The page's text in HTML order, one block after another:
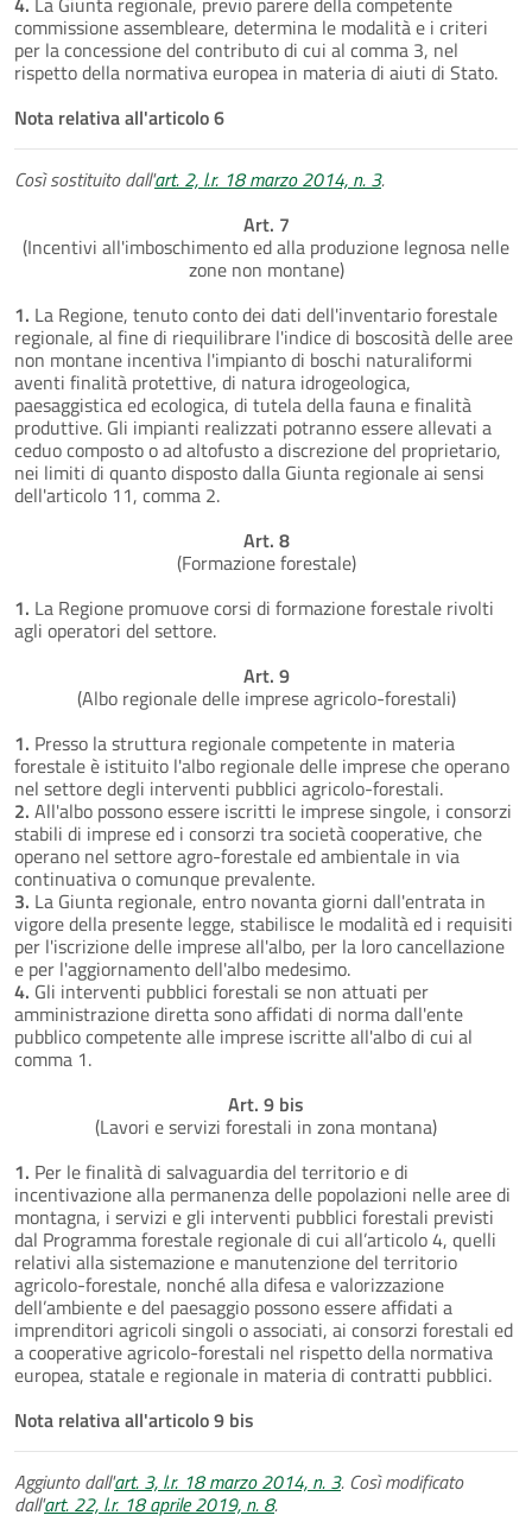
commissione assembleare, determina le modalità e i criteri
per la concessione del contributo di cui al comma 3, nel
rispetto della normativa europea in materia di aiuti di Stato.
Nota relativa all'articolo 6
Così sostituito dall'art. 2, l.r. 18 marzo 2014, n. 3.
Art. 7
(Incentivi all'imboschimento ed alla produzione legnosa nelle
zone non montane)
1. La Regione, tenuto conto dei dati dell'inventario forestale
regionale, al fine di riequilibrare l'indice di boscosità delle aree
non montane incentiva l'impianto di boschi naturaliformi
aventi finalità protettive, di natura idrogeologica,
paesaggistica ed ecologica, di tutela della fauna e finalità
produttive. Gli impianti realizzati potranno essere allevati a
ceduo composto o ad altofusto a discrezione del proprietario,
nei limiti di quanto disposto dalla Giunta regionale ai sensi
dell'articolo 11, comma 2.
Art. 8
(Formazione forestale)
1. La Regione promuove corsi di formazione forestale rivolti
agli operatori del settore.
Art. 9
(Albo regionale delle imprese agricolo-forestali)
1. Presso la struttura regionale competente in materia
forestale è istituito l'albo regionale delle imprese che operano
nel settore degli interventi pubblici agricolo-forestali.
2. All'albo possono essere iscritti le imprese singole, i consorzi
stabili di imprese ed i consorzi tra società cooperative, che
operano nel settore agro-forestale ed ambientale in via
continuativa o comunque prevalente.
3. La Giunta regionale, entro novanta giorni dall'entrata in
vigore della presente legge, stabilisce le modalità ed i requisiti
per l'iscrizione delle imprese all'albo, per la loro cancellazione
e per l'aggiornamento dell'albo medesimo.
4. Gli interventi pubblici forestali se non attuati per
amministrazione diretta sono affidati di norma dall'ente
pubblico competente alle imprese iscritte all'albo di cui al
comma 1.
Art. 9 bis
(Lavori e servizi forestali in zona montana)
1. Per le finalità di salvaguardia del territorio e di
incentivazione alla permanenza delle popolazioni nelle aree di
montagna, i servizi e gli interventi pubblici forestali previsti
dal Programma forestale regionale di cui all’articolo 4, quelli
relativi alla sistemazione e manutenzione del territorio
agricolo-forestale, nonché alla difesa e valorizzazione
dell’ambiente e del paesaggio possono essere affidati a
imprenditori agricoli singoli o associati, ai consorzi forestali ed
a cooperative agricolo-forestali nel rispetto della normativa
europea, statale e regionale in materia di contratti pubblici.
Nota relativa all'articolo 9 bis
Aggiunto dall'art. 3, l.r. 18 marzo 2014, n. 3. Così modificato
dall'art. 22, l.r. 18 aprile 2019, n. 8.